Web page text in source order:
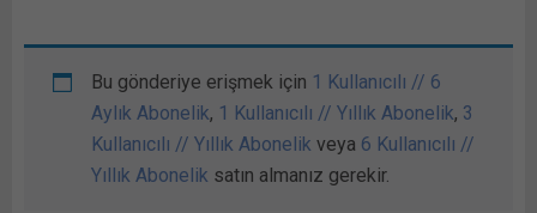
Bu gönderiye erişmek için 1 Kullanıcılı // 6
Aylık Abonelik, 1 Kullanıcılı // Yıllık Abonelik, 3
Kullanıcılı // Yıllık Abonelik veya 6 Kullanıcılı //
Yıllık Abonelik satın almanız gerekir.